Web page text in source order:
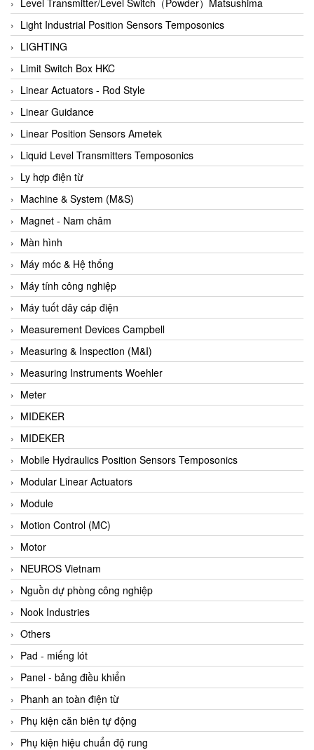
Autec
Auto Flow
Automatic valve
Aventics
Avproglobal
Axiomtek
AZBIL
B&C Electronics
B&R
Babcok wilcox
Baelz Automatic Vietnam
Bahr Modultechnik Vietnam
Balluff
BamBo Vietnam
Barel Vietnam
Barksdale
Bartec
Basco
Baumer
Baumuller Vietnam
Baykee
BBC Bircher Smart Access
BCS ITALY
BEA SENSORS
Beacon Extender
Beckhoff
Bedook
Bei Sensor
Beijer
Beinlich-pumps
Beka
BEKO
Belimo
Benetech Vietnam
Light Industrial Position Sensors Temposonics
LIGHTING
Limit Switch Box HKC
Linear Actuators - Rod Style
Linear Guidance
Linear Position Sensors Ametek
Liquid Level Transmitters Temposonics
Ly hợp điện từ
Machine & System (M&S)
Magnet - Nam châm
Màn hình
Máy móc & Hệ thống
Máy tính công nghiệp
Máy tuốt dây cáp điện
Measurement Devices Campbell
Measuring & Inspection (M&I)
Measuring Instruments Woehler
Meter
MIDEKER
MIDEKER
Mobile Hydraulics Position Sensors Temposonics
Modular Linear Actuators
Module
Motion Control (MC)
Motor
NEUROS Vietnam
Nguồn dự phòng công nghiệp
Nook Industries
Others
Pad - miếng lót
Panel - bảng điều khiển
Phanh an toàn điện từ
Phụ kiện căn biên tự động
Phụ kiện hiệu chuẩn độ rung